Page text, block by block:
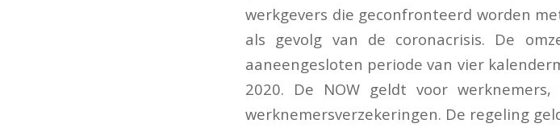
werkgevers die geconfronteerd worden
als gevolg van de coronacrisis. De
aaneengesloten periode van vier
2020. De NOW geldt voor
werknemersverzekeringen. De regeling